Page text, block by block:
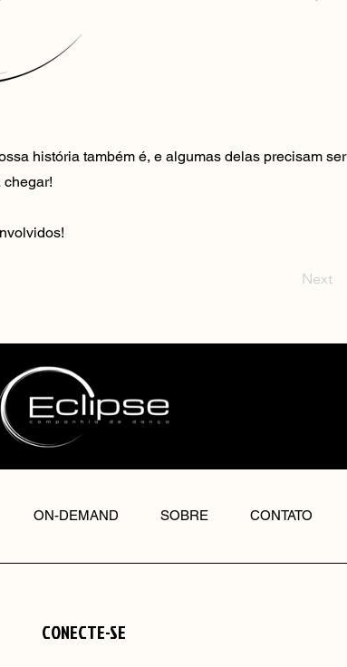
história também é, e algumas delas precisam ser
Next
ON-DEMAND SOBRE CONTATO
CONECTE-SE